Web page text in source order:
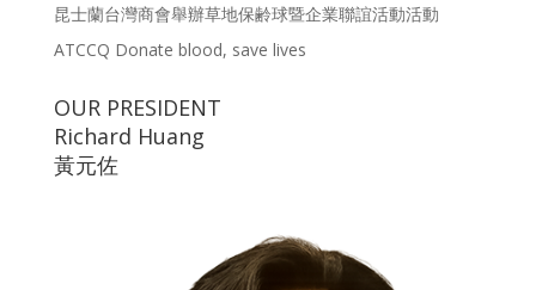
昆士蘭台灣商會舉辦草地保齢球暨企業聯誼活動活動
ATCCQ Donate blood, save lives
OUR PRESIDENT
Richard Huang
黃元佐